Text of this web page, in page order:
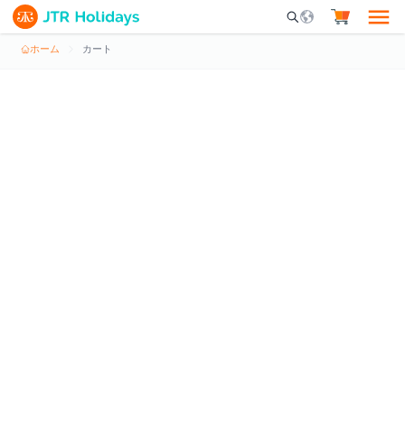
Mobile Search
ホーム カート